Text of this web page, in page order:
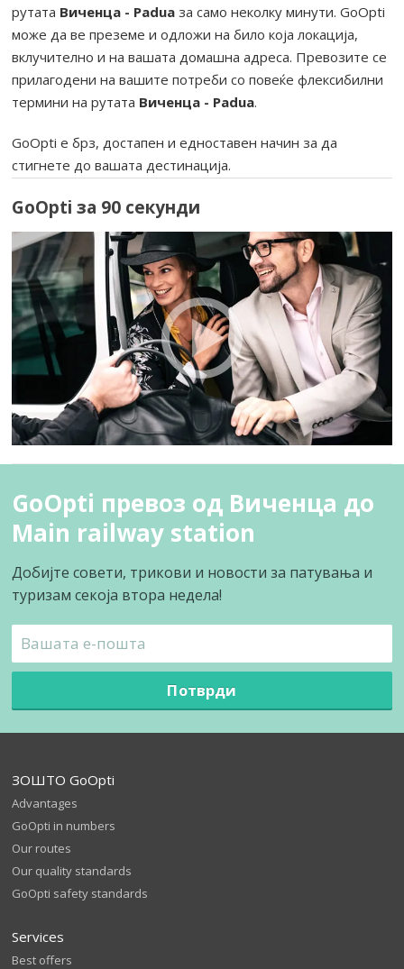
рутата Виченца - Padua за само неколку минути. GoOpti
може да ве преземе и одложи на било која локација,
вклучително и на вашата домашна адреса. Превозите се
прилагодени на вашите потреби со повеќе флексибилни
термини на рутата Виченца - Padua.
GoOpti е брз, достапен и едноставен начин за да
стигнете до вашата дестинација.
GoOpti за 90 секунди
GoOpti превоз од Виченца до
Main railway station
Добијте совети, трикови и новости за патувања и
туризам секоја втора недела!
Потврди
ЗОШТО GoOpti
Advantages
GoOpti in numbers
Our routes
Our quality standards
GoOpti safety standards
Services
Best offers